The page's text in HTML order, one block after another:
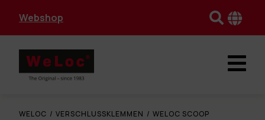
Webshop
WELOC / VERSCHLUSSKLEMMEN / WELOC SCOOP